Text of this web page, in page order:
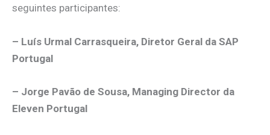
seguintes participantes:
– Luís Urmal Carrasqueira, Diretor Geral da SAP
Portugal
– Jorge Pavão de Sousa, Managing Director da
Eleven Portugal